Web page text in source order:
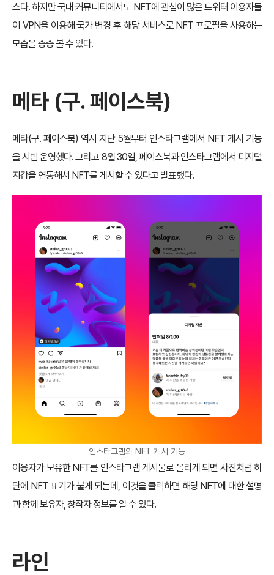
스다. 하지만 국내 커뮤니티에서도 NFT에 관심이 많은 트위터 이용자들
이 VPN을 이용해 국가 변경 후 해당 서비스로 NFT 프로필을 사용하는
모습을 종종 볼 수 있다.
메타 (구. 페이스북)
메타(구. 페이스북) 역시 지난 5월부터 인스타그램에서 NFT 게시 기능
을 시범 운영했다. 그리고 8월 30일, 페이스북과 인스타그램에서 디지털
지갑을 연동해서 NFT를 게시할 수 있다고 발표했다.
인스타그램의 NFT 게시 기능
이용자가 보유한 NFT를 인스타그램 게시물로 올리게 되면 사진처럼 하
단에 NFT 표기가 붙게 되는데, 이것을 클릭하면 해당 NFT에 대한 설명
과 함께 보유자, 창작자 정보를 알 수 있다.
라인